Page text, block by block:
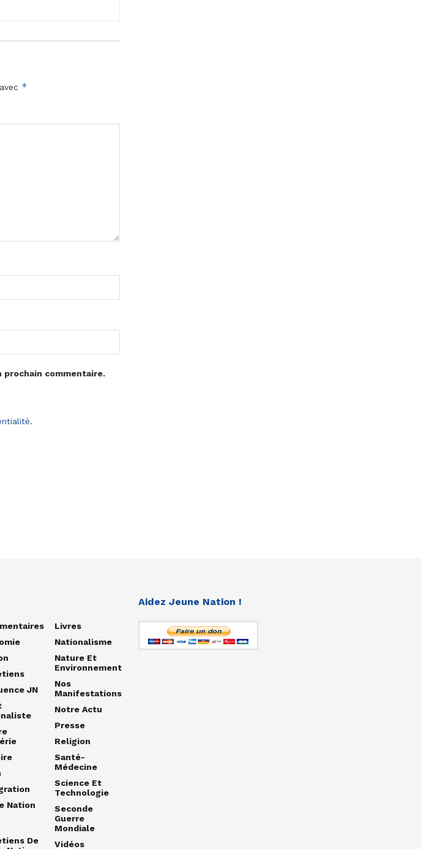
*
prochain commentaire.
.
JN
Nation
De
Livres
Nationalisme
Nature Et
Environnement
Nos
Manifestations
Notre Actu
Presse
Religion
Santé-
Médecine
Science Et
Technologie
Seconde
Guerre
Mondiale
Vidéos
Aidez Jeune Nation !